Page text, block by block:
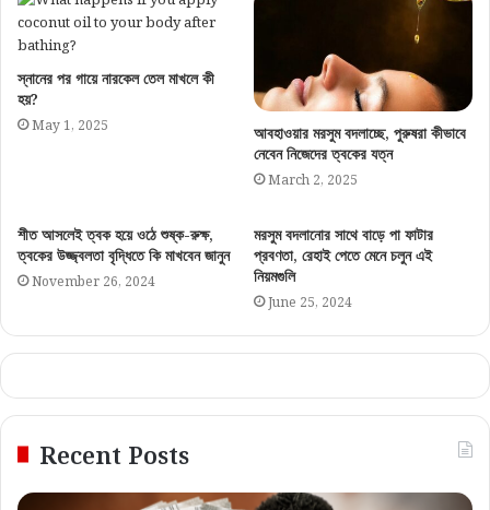
স্নানের পর গায়ে নারকেল তেল মাখলে কী
হয়?
May 1, 2025
আবহাওয়ার মরসুম বদলাচ্ছে, পুরুষরা কীভাবে
নেবেন নিজেদের ত্বকের যত্ন
March 2, 2025
শীত আসলেই ত্বক হয়ে ওঠে শুষ্ক-রুক্ষ,
ত্বকের উজ্জ্বলতা বৃদ্ধিতে কি মাখবেন জানুন
November 26, 2024
মরসুম বদলানোর সাথে বাড়ে পা ফাটার
প্রবণতা, রেহাই পেতে মেনে চলুন এই
নিয়মগুলি
June 25, 2024
Recent Posts